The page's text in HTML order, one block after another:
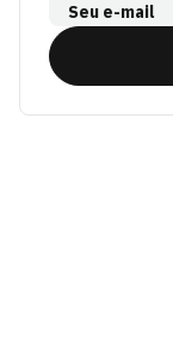
Seu e-mail